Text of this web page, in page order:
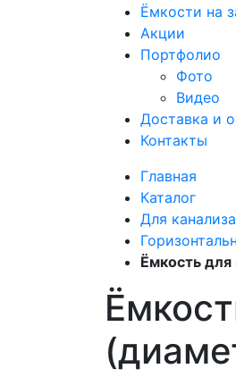
Ёмкости на
Акции
Портфолио
Фото
Видео
Доставка и
Контакты
Главная
Каталог
Для
Ёмкость для